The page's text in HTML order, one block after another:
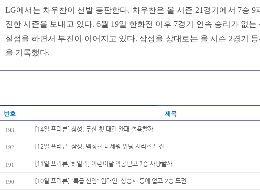
LG에서는 차우찬이 선발 등판한다. 차우찬은 올 시즌 21경기에서 7승 9
진한 시즌을 보내고 있다. 6월 19일 한화전 이후 7경기 연속 승리가 없는
실점을 하면서 부진이 이어지고 있다. 삼성을 상대로는 올 시즌 2경기
을 기록했다.
번호 제목
193 [14일 프리뷰] 삼성, 두산 첫 대결 완패 설욕할까
192 [12일 프리뷰] 삼성, 백정현 내세워 위닝 시리즈 도전
191 [11일 프리뷰] 헤일리, 어린이날 악몽딛고 2승 사냥할까
190 [10일 프리뷰] '특급 신인' 원태인, 상승세 등에 업고 2승 도전